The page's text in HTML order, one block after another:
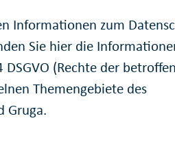
Informationen zum
Sie hier die
(Rechte der
Themengebiete des
Gruga.